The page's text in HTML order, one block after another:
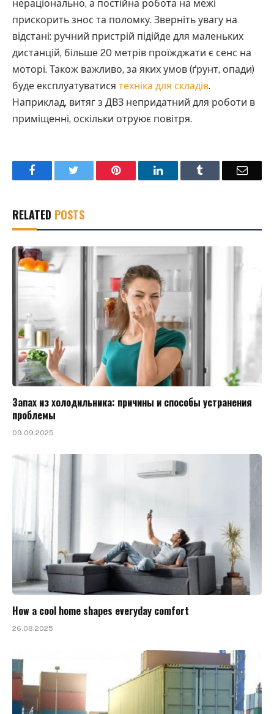
нераціонально, а постійна робота на межі
прискорить знос та поломку. Зверніть увагу на
відстані: ручний пристрій підійде для маленьких
дистанцій, більше 20 метрів проїжджати є сенс на
моторі. Також важливо, за яких умов (ґрунт, опади)
буде експлуатуватися техніка для складів.
Наприклад, витяг з ДВЗ непридатний для роботи в
приміщенні, оскільки отруює повітря.
Facebook Pinterest LinkedIn Email
RELATED POSTS
Запах из холодильника: причины и способы устранения
проблемы
09.09.2025
How a cool home shapes everyday comfort
26.08.2025